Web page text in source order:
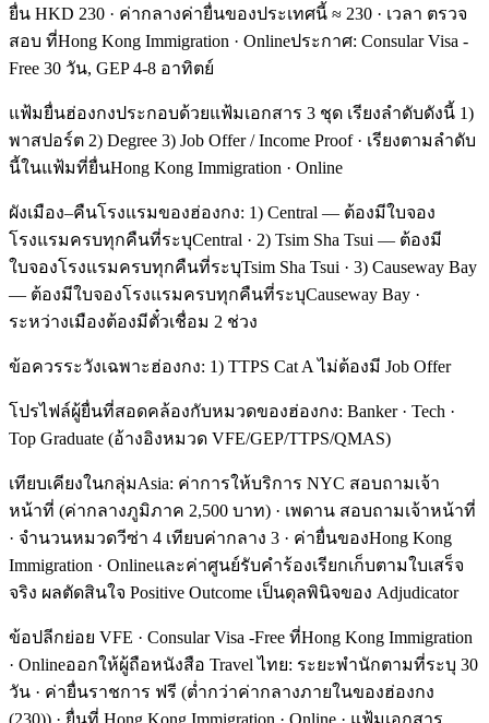
ยื่น HKD 230 · ค่ากลางค่ายื่นของประเทศนี้ ≈ 230 · เวลา ตรวจ
สอบ ที่Hong Kong Immigration · Onlineประกาศ: Consular Visa -
Free 30 วัน, GEP 4-8 อาทิตย์
แฟ้มยื่นฮ่องกงประกอบด้วยแฟ้มเอกสาร 3 ชุด เรียงลำดับดังนี้ 1)
พาสปอร์ต 2) Degree 3) Job Offer / Income Proof · เรียงตามลำดับ
นี้ในแฟ้มที่ยื่นHong Kong Immigration · Online
ผังเมือง–คืนโรงแรมของฮ่องกง: 1) Central — ต้องมีใบจอง
โรงแรมครบทุกคืนที่ระบุCentral · 2) Tsim Sha Tsui — ต้องมี
ใบจองโรงแรมครบทุกคืนที่ระบุTsim Sha Tsui · 3) Causeway Bay
— ต้องมีใบจองโรงแรมครบทุกคืนที่ระบุCauseway Bay ·
ระหว่างเมืองต้องมีตั๋วเชื่อม 2 ช่วง
ข้อควรระวังเฉพาะฮ่องกง: 1) TTPS Cat A ไม่ต้องมี Job Offer
โปรไฟล์ผู้ยื่นที่สอดคล้องกับหมวดของฮ่องกง: Banker · Tech ·
Top Graduate (อ้างอิงหมวด VFE/GEP/TTPS/QMAS)
เทียบเคียงในกลุ่มAsia: ค่าการให้บริการ NYC สอบถามเจ้า
หน้าที่ (ค่ากลางภูมิภาค 2,500 บาท) · เพดาน สอบถามเจ้าหน้าที่
· จำนวนหมวดวีซ่า 4 เทียบค่ากลาง 3 · ค่ายื่นของHong Kong
Immigration · Onlineและค่าศูนย์รับคำร้องเรียกเก็บตามใบเสร็จ
จริง ผลตัดสินใจ Positive Outcome เป็นดุลพินิจของ Adjudicator
ข้อปลีกย่อย VFE · Consular Visa -Free ที่Hong Kong Immigration
· Onlineออกให้ผู้ถือหนังสือ Travel ไทย: ระยะพำนักตามที่ระบุ 30
วัน · ค่ายื่นราชการ ฟรี (ต่ำกว่าค่ากลางภายในของฮ่องกง
(230)) · ยื่นที่ Hong Kong Immigration · Online · แฟ้มเอกสาร